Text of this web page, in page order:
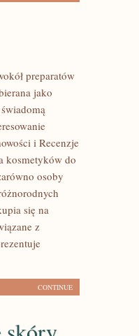
preparatów
jako
i Recenzje
kosmetyków do
osoby
się na
z
CONTINUE